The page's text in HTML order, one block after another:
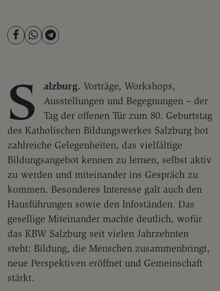
S alzburg. Vorträge, Workshops,
Ausstellungen und Begegnungen – der
Tag der offenen Tür zum 80. Geburtstag
des Katholischen Bildungswerkes Salzburg bot
zahlreiche Gelegenheiten, das vielfältige
Bildungsangebot kennen zu lernen, selbst aktiv
zu werden und miteinander ins Gespräch zu
kommen. Besonderes Interesse galt auch den
Hausführungen sowie den Infoständen. Das
gesellige Miteinander machte deutlich, wofür
das KBW Salzburg seit vielen Jahrzehnten
steht: Bildung, die Menschen zusammenbringt,
neue Perspektiven eröffnet und Gemeinschaft
stärkt.